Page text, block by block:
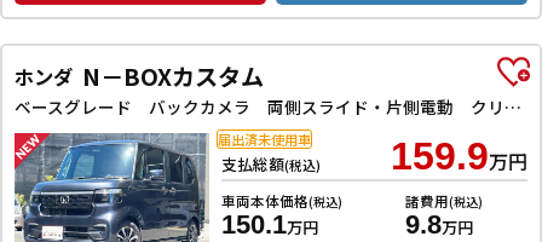
ホンダ N－BOXカスタム
ベースグレード バックカメラ 両側スライド・片側電動 クリアランスソナー レーンアシスト オートライト スマートキー 電動格納ミラー CVT ESC USB チップアップシート アルミホイール エアコン
支払総額(税込) 159.9万円
車両本体価格(税込)
150.1万円
諸費用(税込)
9.8万円
届出済未使用車